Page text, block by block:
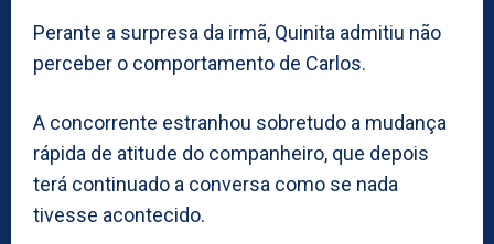
Perante a surpresa da irmã, Quinita admitiu não
perceber o comportamento de Carlos.
A concorrente estranhou sobretudo a mudança
rápida de atitude do companheiro, que depois
terá continuado a conversa como se nada
tivesse acontecido.